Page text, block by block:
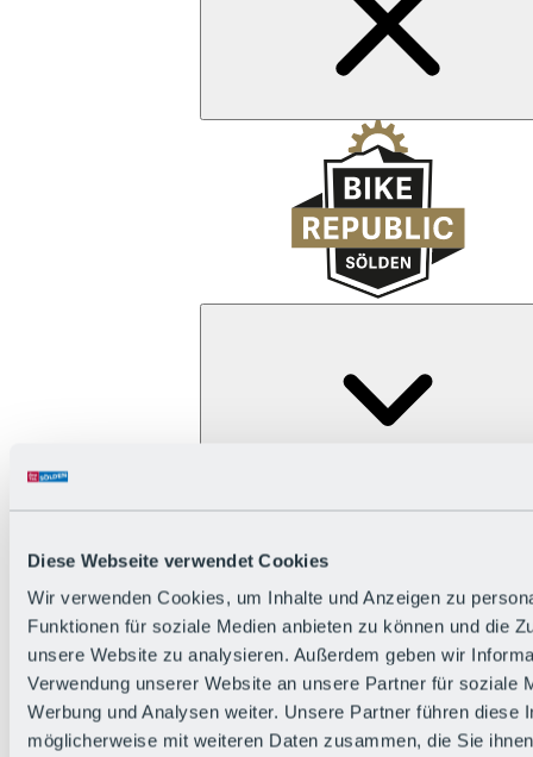
Diese Webseite verwendet Cookies
Wir verwenden Cookies, um Inhalte und Anzeigen zu
Funktionen für soziale Medien anbieten zu können und die
unsere Website zu analysieren. Außerdem geben wir
Verwendung unserer Website an unsere Partner für soziale
Werbung und Analysen weiter. Unsere Partner führen diese
möglicherweise mit weiteren Daten zusammen, die Sie
Bürger:in werden
Bikepark-Rules
Bikepark-Partnerschaften
Nachhaltigkeit in der BRS
Bikepark & Tickets